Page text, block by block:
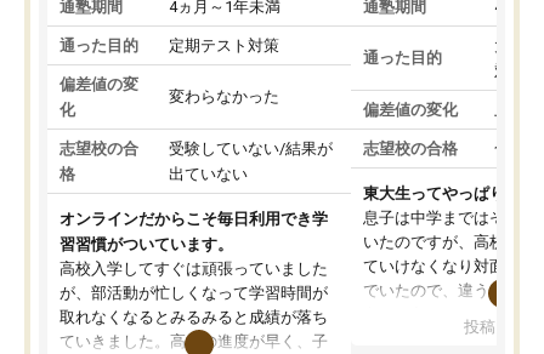
通塾期間 4ヵ月～1年未満
通った目的 定期テスト対策
偏差値の変
化
変わらなかった
志望校の合
格
受験していない/結果が
出ていない
オンラインだからこそ毎日利用でき学
習習慣がついています。
高校入学してすぐは頑張っていました
が、部活動が忙しくなって学習時間が
取れなくなるとみるみると成績が落ち
ていきました。高校の進度が早く、子
通塾期間 4ヵ月
通った目的
大学
対策
偏差値の変化
志望校の合格 合格
東大生ってやっぱりすご
息子は中学まではそこそ
いたのですが、高校に入
ていけなくなり対面の塾
でいたので、違うアプロ
で、当初は模試でD判定
投稿日：